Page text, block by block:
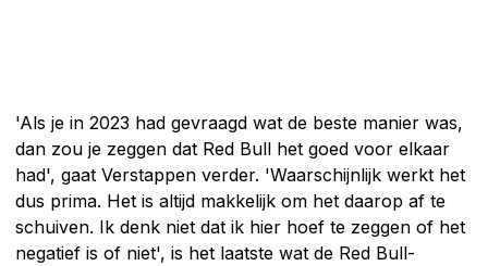
'Als je in 2023 had gevraagd wat de beste manier was,
dan zou je zeggen dat Red Bull het goed voor elkaar
had', gaat Verstappen verder. 'Waarschijnlijk werkt het
dus prima. Het is altijd makkelijk om het daarop af te
schuiven. Ik denk niet dat ik hier hoef te zeggen of het
negatief is of niet', is het laatste wat de Red Bull-